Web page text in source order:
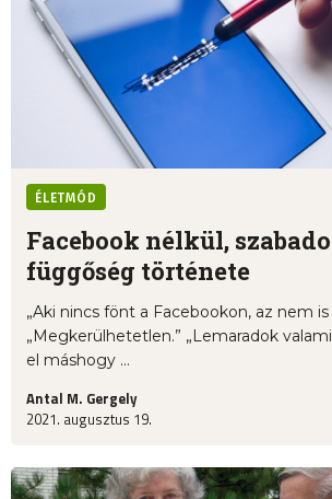
ÉLETMÓD
Facebook nélkül,
függőség története
„Aki nincs fönt a Facebookon, az nem is
„Megkerülhetetlen.” „Lemaradok
el máshogy ...
Antal M. Gergely
2021. augusztus 19.